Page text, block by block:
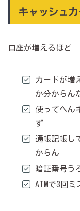
キャッシュ
口座が増えるほど
カードが増
か分からん
使ってへん
ず
通帳記帳し
からん
暗証番号う
ATMで3回